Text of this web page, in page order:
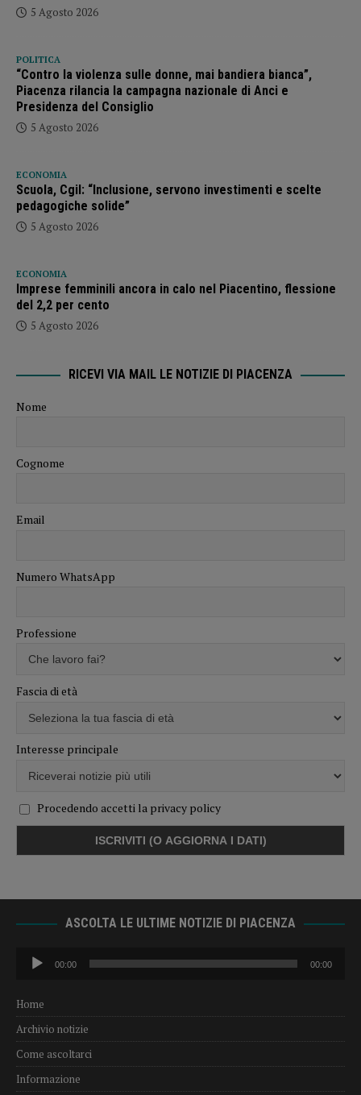
5 Agosto 2026
POLITICA
“Contro la violenza sulle donne, mai bandiera bianca”,
Piacenza rilancia la campagna nazionale di Anci e
Presidenza del Consiglio
5 Agosto 2026
ECONOMIA
Scuola, Cgil: “Inclusione, servono investimenti e scelte
pedagogiche solide”
5 Agosto 2026
ECONOMIA
Imprese femminili ancora in calo nel Piacentino, flessione
del 2,2 per cento
5 Agosto 2026
RICEVI VIA MAIL LE NOTIZIE DI PIACENZA
Nome
Cognome
Email
Numero WhatsApp
Professione
Fascia di età
Interesse principale
Procedendo accetti la privacy policy
ASCOLTA LE ULTIME NOTIZIE DI PIACENZA
Audio
Player
00:00 00:00
Home
Archivio notizie
Come ascoltarci
Informazione